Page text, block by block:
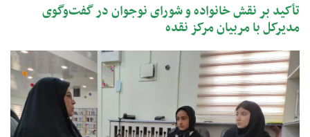
تأکید بر نقش خانواده و شورای نوجوان در گفت‌وگوی
مدیرکل با مربیان مرکز نقده